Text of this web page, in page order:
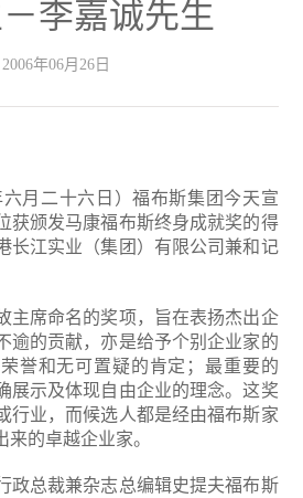
李嘉诚先生
2006年06月26日
六月二十六日）福布斯集团今天宣
获颁发马康福布斯终身成就奖的得
长江实业（集团）有限公司兼和记
主席命名的奖项，旨在表扬杰出企
逾的贡献，亦是给予个别企业家的
誉和无可置疑的肯定；最重要的
展示及体现自由企业的理念。这奖
行业，而候选人都是经由福布斯家
的卓越企业家。
政总裁兼杂志总编辑史提夫福布斯